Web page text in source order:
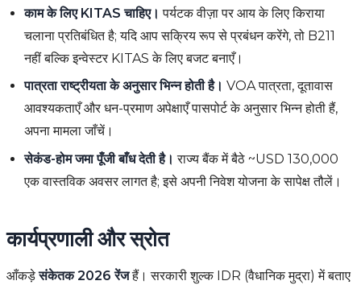
काम के लिए KITAS चाहिए। पर्यटक वीज़ा पर आय के लिए किराया
चलाना प्रतिबंधित है; यदि आप सक्रिय रूप से प्रबंधन करेंगे, तो B211
नहीं बल्कि इन्वेस्टर KITAS के लिए बजट बनाएँ।
पात्रता राष्ट्रीयता के अनुसार भिन्न होती है। VOA पात्रता, दूतावास
आवश्यकताएँ और धन-प्रमाण अपेक्षाएँ पासपोर्ट के अनुसार भिन्न होती हैं,
अपना मामला जाँचें।
सेकंड-होम जमा पूँजी बाँध देती है। राज्य बैंक में बैठे ~USD 130,000
एक वास्तविक अवसर लागत है; इसे अपनी निवेश योजना के सापेक्ष तौलें।
कार्यप्रणाली और स्रोत
आँकड़ेसंकेतक 2026 रेंजहैं। सरकारी शुल्क IDR (वैधानिक मुद्रा) में बताए